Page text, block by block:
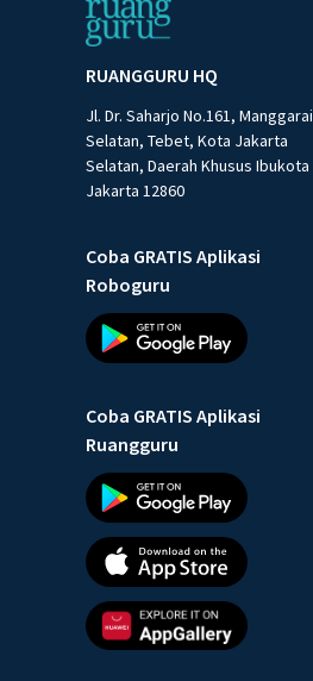
RUANGGURU HQ
Jl. Dr. Saharjo No.161, Manggarai
Selatan, Tebet, Kota Jakarta
Selatan, Daerah Khusus Ibukota
Jakarta 12860
Coba GRATIS Aplikasi
Roboguru
Coba GRATIS Aplikasi
Ruangguru